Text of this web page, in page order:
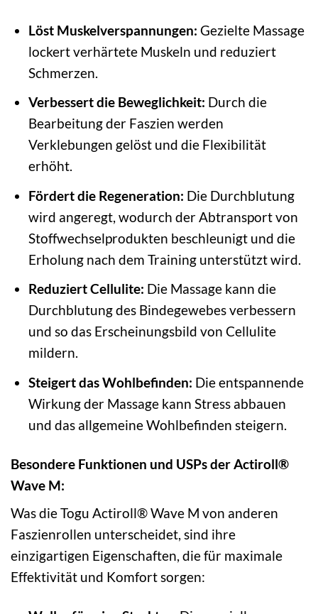
Löst Muskelverspannungen: Gezielte Massage
lockert verhärtete Muskeln und reduziert
Schmerzen.
Verbessert die Beweglichkeit: Durch die
Bearbeitung der Faszien werden
Verklebungen gelöst und die Flexibilität
erhöht.
Fördert die Regeneration: Die Durchblutung
wird angeregt, wodurch der Abtransport von
Stoffwechselprodukten beschleunigt und die
Erholung nach dem Training unterstützt wird.
Reduziert Cellulite: Die Massage kann die
Durchblutung des Bindegewebes verbessern
und so das Erscheinungsbild von Cellulite
mildern.
Steigert das Wohlbefinden: Die entspannende
Wirkung der Massage kann Stress abbauen
und das allgemeine Wohlbefinden steigern.
Besondere Funktionen und USPs der Actiroll®
Wave M:
Was die Togu Actiroll® Wave M von anderen
Faszienrollen unterscheidet, sind ihre
einzigartigen Eigenschaften, die für maximale
Effektivität und Komfort sorgen: